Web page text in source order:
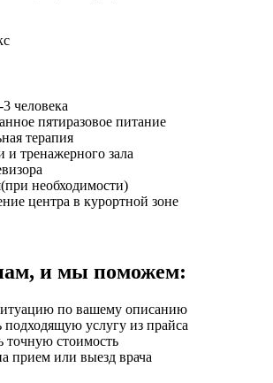
человека
пятиразовое питание
терапия
и тренажерного зала
необходимости)
центра в курортной зоне
и мы поможем:
по вашему описанию
подходящую услугу из прайса
точную стоимость
прием или выезд врача